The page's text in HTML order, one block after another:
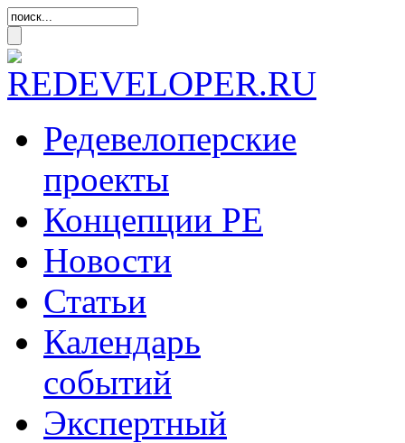
Редевелоперские
проекты
Концепции РЕ
Новости
Статьи
Календарь
событий
Экспертный